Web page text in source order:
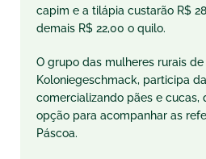
capim e a tilápia custarão R$
demais R$ 22,00 o quilo.
O grupo das mulheres rurais de
Koloniegeschmack, participa
comercializando pães e cucas,
opção para acompanhar as
Páscoa.